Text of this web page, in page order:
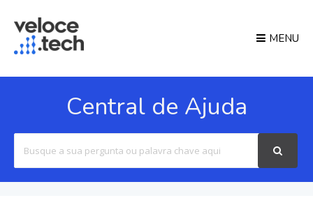
MENU
Central de Ajuda
For